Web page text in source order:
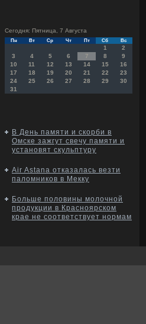
Сегодня: Пятница, 7 Августа
Пн Вт Ср Чт Пт Сб Вс
1
2
3
4 5 6 7 8
9
10
11 12 13 14 15
16
17
18 19 20 21 22
23
24
25 26 27 28 29
30
31
В День памяти и скорби в
Омске зажгут свечу памяти и
установят скульптуру
Air Astana отказалась везти
паломников в Мекку
Больше половины молочной
продукции в Красноярском
крае не соответствует нормам